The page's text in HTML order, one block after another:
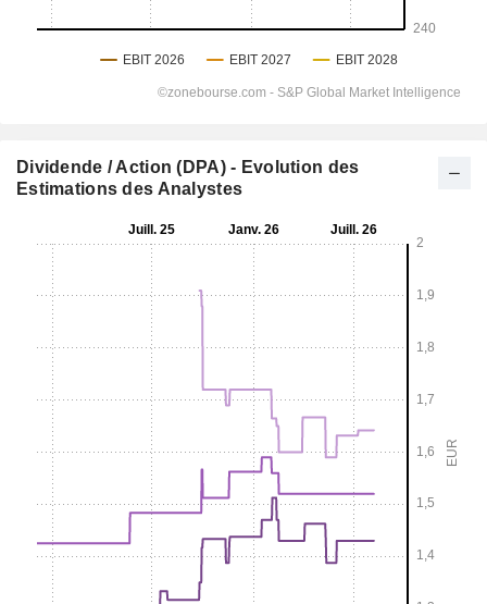
Dividende / Action (DPA) - Evolution des
Estimations des Analystes